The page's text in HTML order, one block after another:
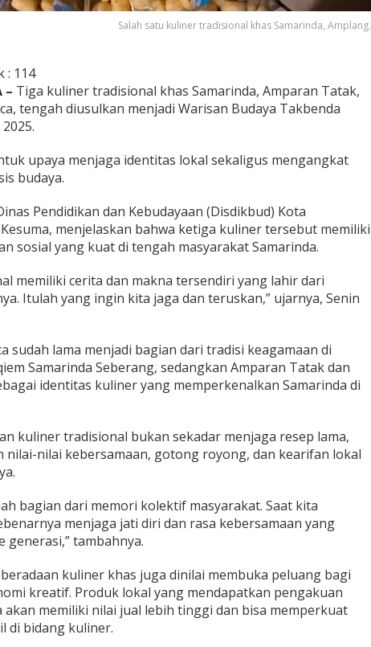
Salah satu kuliner tradisional khas Samarinda, Amplang.
: 114
– Tiga kuliner tradisional khas Samarinda, Amparan Tatak,
tengah diusulkan menjadi Warisan Budaya Takbenda
upaya menjaga identitas lokal sekaligus mengangkat
budaya.
Pendidikan dan Kebudayaan (Disdikbud) Kota
menjelaskan bahwa ketiga kuliner tersebut memiliki
sosial yang kuat di tengah masyarakat Samarinda.
memiliki cerita dan makna tersendiri yang lahir dari
Itulah yang ingin kita jaga dan teruskan,” ujarnya, Senin
sudah lama menjadi bagian dari tradisi keagamaan di
Samarinda Seberang, sedangkan Amparan Tatak dan
identitas kuliner yang memperkenalkan Samarinda di
kuliner tradisional bukan sekadar menjaga resep lama,
nilai-nilai kebersamaan, gotong royong, dan kearifan lokal
bagian dari memori kolektif masyarakat. Saat kita
menjaga jati diri dan rasa kebersamaan yang
tambahnya.
kuliner khas juga dinilai membuka peluang bagi
kreatif. Produk lokal yang mendapatkan pengakuan
akan memiliki nilai jual lebih tinggi dan bisa memperkuat
di bidang kuliner.